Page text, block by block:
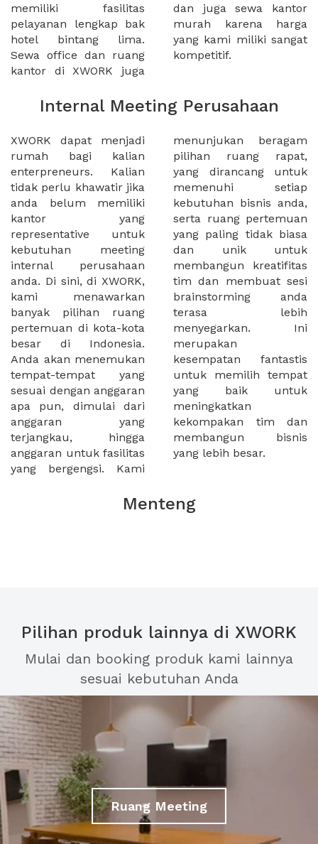
memiliki fasilitas
pelayanan lengkap bak
hotel bintang lima.
Sewa office dan ruang
kantor di XWORK juga
dan juga sewa kantor
murah karena harga
yang kami miliki sangat
kompetitif.
Internal Meeting Perusahaan
XWORK dapat menjadi
rumah bagi kalian
enterpreneurs. Kalian
tidak perlu khawatir jika
anda belum memiliki
kantor yang
representative untuk
kebutuhan meeting
internal perusahaan
anda. Di sini, di XWORK,
kami menawarkan
banyak pilihan ruang
pertemuan di kota-kota
besar di Indonesia.
Anda akan menemukan
tempat-tempat yang
sesuai dengan anggaran
apa pun, dimulai dari
anggaran yang
terjangkau, hingga
anggaran untuk fasilitas
yang bergengsi. Kami
menunjukan beragam
pilihan ruang rapat,
yang dirancang untuk
memenuhi setiap
kebutuhan bisnis anda,
serta ruang pertemuan
yang paling tidak biasa
dan unik untuk
membangun kreatifitas
tim dan membuat sesi
brainstorming anda
terasa lebih
menyegarkan. Ini
merupakan
kesempatan fantastis
untuk memilih tempat
yang baik untuk
meningkatkan
kekompakan tim dan
membangun bisnis
yang lebih besar.
Menteng
Pilihan produk lainnya di XWORK
Mulai dan booking produk kami lainnya
sesuai kebutuhan Anda
Ruang Meeting